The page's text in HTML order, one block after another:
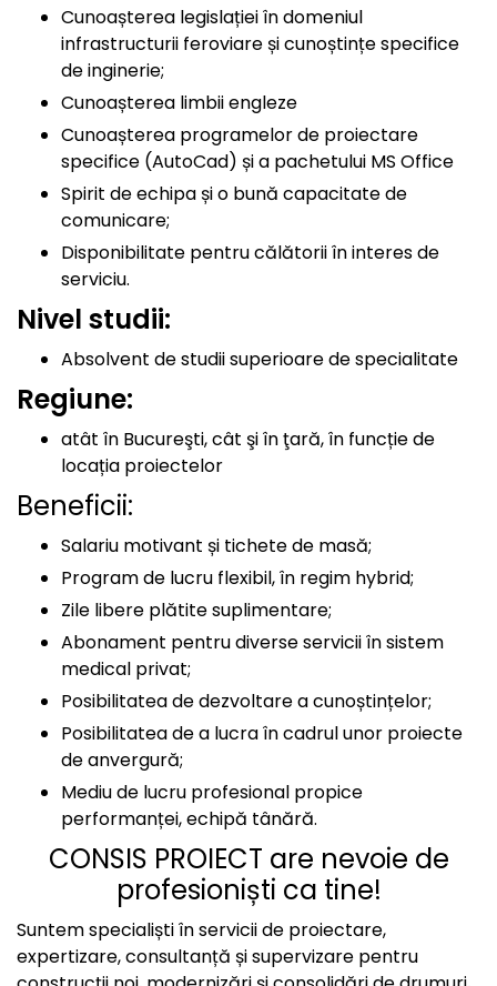
Cunoașterea legislației în domeniul
infrastructurii feroviare și cunoștințe specifice
de inginerie;
Cunoașterea limbii engleze
Cunoașterea programelor de proiectare
specifice (AutoCad) și a pachetului MS Office
Spirit de echipa și o bună capacitate de
comunicare;
Disponibilitate pentru călătorii în interes de
serviciu.
Nivel studii:
Absolvent de studii superioare de specialitate
Regiune:
atât în Bucureşti, cât şi în ţară, în funcție de
locația proiectelor
Beneficii:
Salariu motivant și tichete de masă;
Program de lucru flexibil, în regim hybrid;
Zile libere plătite suplimentare;
Abonament pentru diverse servicii în sistem
medical privat;
Posibilitatea de dezvoltare a cunoștințelor;
Posibilitatea de a lucra în cadrul unor proiecte
de anvergură;
Mediu de lucru profesional propice
performanței, echipă tânără.
CONSIS PROIECT are nevoie de
profesioniști ca tine!
Suntem specialiști în servicii de proiectare,
expertizare, consultanță și supervizare pentru